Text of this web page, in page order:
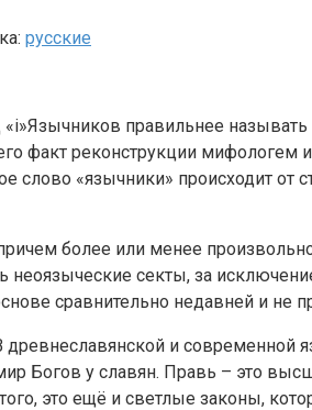
русские
правильнее
факт реконструкции
слово «язычники» происходит
более или менее
неоязыческие секты, за
сравнительно недавней и не
древнеславянской и
Богов у славян. Правь – это
это ещё и светлые законы,